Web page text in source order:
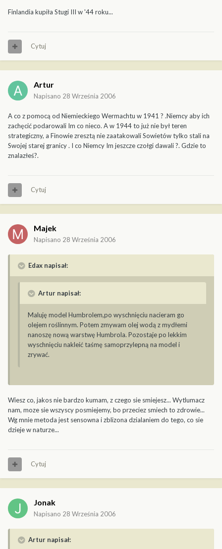
Finlandia kupiła Stugi III w '44 roku...
Cytuj
Artur
Napisano 28 Września 2006
A co z pomocą od Niemieckiego Wermachtu w 1941 ? .Niemcy aby ich
zachęcić podarowali Im co nieco. A w 1944 to już nie był teren
strategiczny, a Finowie zresztą nie zaatakowali Sowietów tylko stali na
Swojej starej granicy . I co Niemcy Im jeszcze czołgi dawali ?. Gdzie to
znalazłeś?.
Cytuj
Majek
Napisano 28 Września 2006
Edax napisał:
Artur napisał:
Maluję model Humbrolem,po wyschnięciu nacieram go
olejem roślinnym. Potem zmywam olej wodą z mydłemi
nanoszę nową warstwę Humbrola. Pozostaje po lekkim
wyschnięciu nakleić taśmę samoprzylepną na model i
zrywać.
Wiesz co, jakos nie bardzo kumam, z czego sie smiejesz... Wytlumacz
nam, moze sie wszyscy posmiejemy, bo przeciez smiech to zdrowie...
Wg mnie metoda jest sensowna i zblizona dzialaniem do tego, co sie
dzieje w naturze...
Cytuj
Jonak
Napisano 28 Września 2006
Artur napisał: